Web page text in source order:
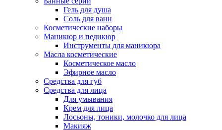
Гель для душа
Соль для ванн
Косметические наборы
Маникюр и педикюр
Инструменты для маникюра
Масла косметические
Косметическое масло
Эфирное масло
Средства для губ
Средства для лица
Для умывания
Крем для лица
Лосьоны, тоники, молочко для лица
Макияж